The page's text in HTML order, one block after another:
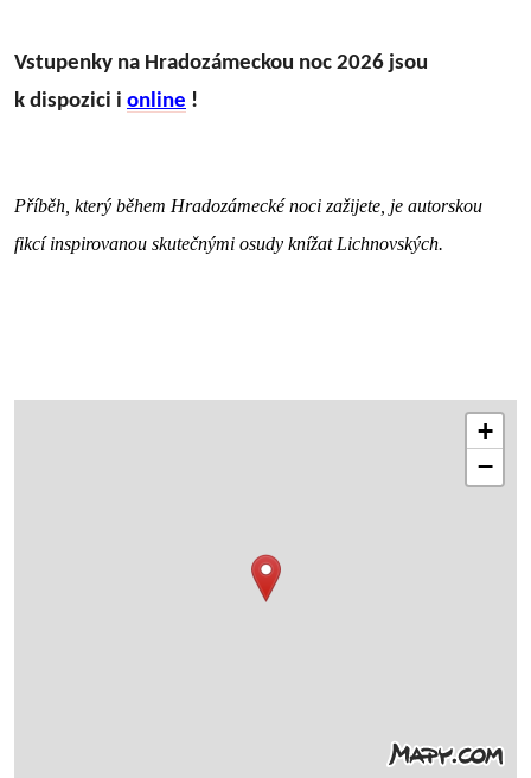
Vstupenky na Hradozámeckou noc 2026 jsou
k dispozici i online !
Příběh, který během Hradozámecké noci zažijete, je autorskou
fikcí inspirovanou skutečnými osudy knížat Lichnovských.
+
−